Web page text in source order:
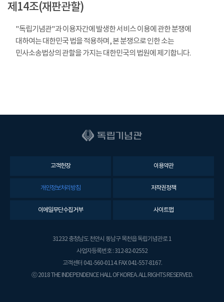
제14조(재판관할)
"독립기념관"과 이용자간에 발생한 서비스 이용에 관한 분쟁에
대하여는 대한민국 법을 적용하며, 본 분쟁으로 인한 소는
민사소송법상의 관할을 가지는 대한민국의 법원에 제기합니다.
고객헌장 이용약관
개인정보처리방침 저작권정책
이메일무단수집거부 사이트맵
31232 충청남도 천안시 동남구 목천읍 독립기념관로 1
사업자등록번호 : 312-82-02552
고객센터 041-560-0114. FAX 041-557-8167.
ⓒ 2018 THE INDEPENDENCE HALL OF KOREA. ALL RIGHTS RESERVED.